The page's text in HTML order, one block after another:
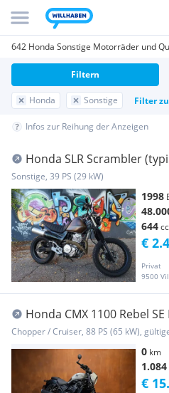
642 Honda Sonstige Motorräder und
Honda Sonstige Filter
Filtern
Infos zur Reihung der Anzeigen
Honda SLR Scrambler
Sonstige, 39 PS (29 kW)
1998
644
Privat
9500
€
Honda CMX 1100 Rebel
Chopper / Cruiser, 88 PS (65 kW),
0 km
1.084
€